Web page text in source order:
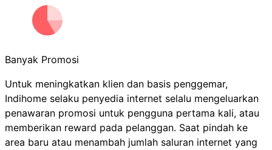
Banyak Promosi
Untuk meningkatkan klien dan basis penggemar,
Indihome selaku penyedia internet selalu mengeluarkan
penawaran promosi untuk pengguna pertama kali, atau
memberikan reward pada pelanggan. Saat pindah ke
area baru atau menambah jumlah saluran internet yang